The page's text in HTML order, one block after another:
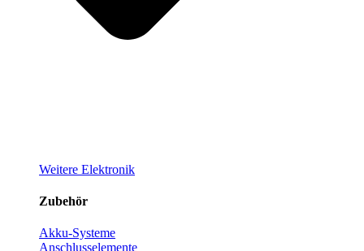
Weitere Elektronik
Zubehör
Akku-Systeme
Anschlusselemente